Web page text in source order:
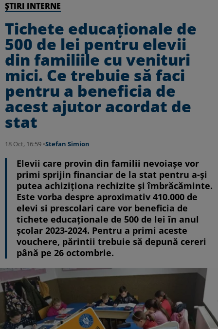
ȘTIRI INTERNE
Tichete educaționale de
500 de lei pentru elevii
din familiile cu venituri
mici. Ce trebuie să faci
pentru a beneficia de
acest ajutor acordat de
stat
18 Oct, 16:59 •Stefan Simion
Elevii care provin din familii nevoiașe vor
primi sprijin financiar de la stat pentru a-și
putea achiziționa rechizite și îmbrăcăminte.
Este vorba despre aproximativ 410.000 de
elevi si prescolari care vor beneficia de
tichete educaționale de 500 de lei în anul
școlar 2023-2024. Pentru a primi aceste
vouchere, părintii trebuie să depună cereri
până pe 26 octombrie.